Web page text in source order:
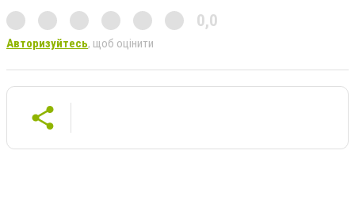
0,0
Авторизуйтесь, щоб оцінити